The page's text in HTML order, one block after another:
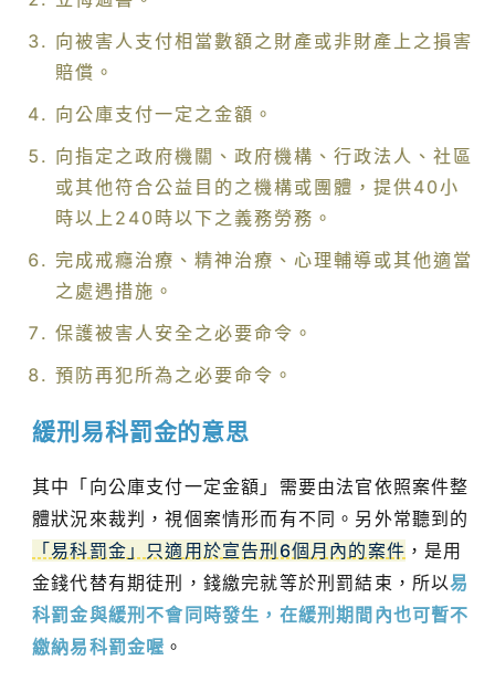
向被害人支付相當數額之財產或非財產上之損害
賠償。
向公庫支付一定之金額。
向指定之政府機關、政府機構、行政法人、社區
或其他符合公益目的之機構或團體，提供40小
時以上240時以下之義務勞務。
完成戒癮治療、精神治療、心理輔導或其他適當
之處遇措施。
保護被害人安全之必要命令。
預防再犯所為之必要命令。
緩刑易科罰金的意思
其中「向公庫支付一定金額」需要由法官依照案件整
體狀況來裁判，視個案情形而有不同。另外常聽到的
「易科罰金」只適用於宣告刑6個月內的案件 ，是用
金錢代替有期徒刑，錢繳完就等於刑罰結束，所以易
科罰金與緩刑不會同時發生，在緩刑期間內也可暫不
繳納易科罰金喔 。